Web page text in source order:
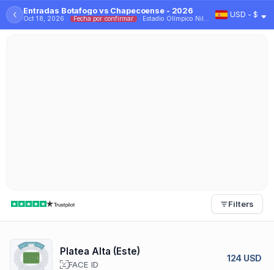
‹ Entradas Botafogo vs Chapecoense - 2026
Oct 18, 2026 · Fecha por confirmar · Estadio Olímpico Nilton Santos USD - $
Filters
Platea Alta (Este)
FACE ID
124 USD